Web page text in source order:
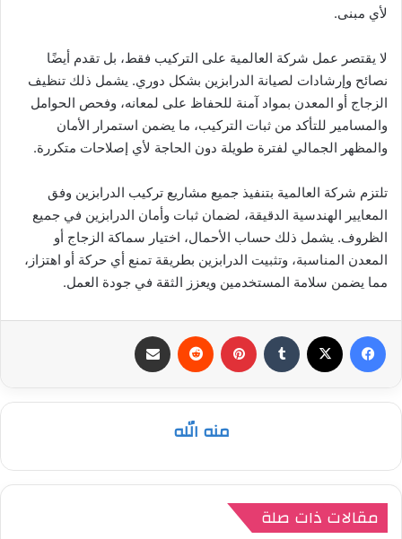
لأي مبنى.
لا يقتصر عمل شركة العالمية على التركيب فقط، بل تقدم أيضًا
نصائح وإرشادات لصيانة الدرابزين بشكل دوري. يشمل ذلك تنظيف
الزجاج أو المعدن بمواد آمنة للحفاظ على لمعانه، وفحص الحوامل
والمسامير للتأكد من ثبات التركيب، ما يضمن استمرار الأمان
والمظهر الجمالي لفترة طويلة دون الحاجة لأي إصلاحات متكررة.
تلتزم شركة العالمية بتنفيذ جميع مشاريع تركيب الدرابزين وفق
المعايير الهندسية الدقيقة، لضمان ثبات وأمان الدرابزين في جميع
الظروف. يشمل ذلك حساب الأحمال، اختيار سماكة الزجاج أو
المعدن المناسبة، وتثبيت الدرابزين بطريقة تمنع أي حركة أو اهتزاز،
مما يضمن سلامة المستخدمين ويعزز الثقة في جودة العمل.
فيسبوك بينتيريست
منه الله
مقالات ذات صلة